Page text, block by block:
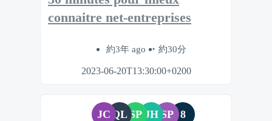
connaitre net-entreprises
約3年 ago 約30分
2023-06-20T13:30:00+0200
JC QL SP JH SP 8